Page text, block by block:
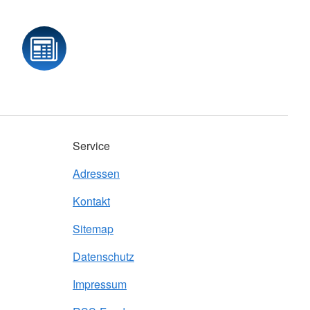
Service
Adressen
Kontakt
Sitemap
Datenschutz
Impressum